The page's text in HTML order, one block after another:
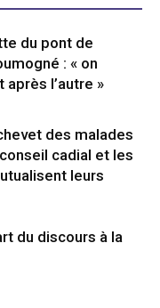
du pont de
: « on
après l’autre »
des malades
cadial et les
leurs
du discours à la